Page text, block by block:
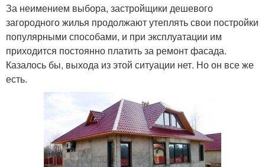
За неимением выбора, застройщики дешевого
загородного жилья продолжают утеплять свои постройки
популярными способами, и при эксплуатации им
приходится постоянно платить за ремонт фасада.
Казалось бы, выхода из этой ситуации нет. Но он все же
есть.